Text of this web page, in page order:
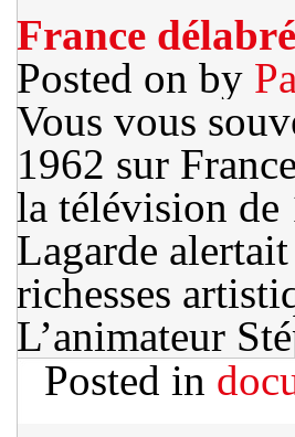
France
Posted on by
Vous vous
1962 sur
la télévision de
Lagarde
richesses
L’animateur
Posted in